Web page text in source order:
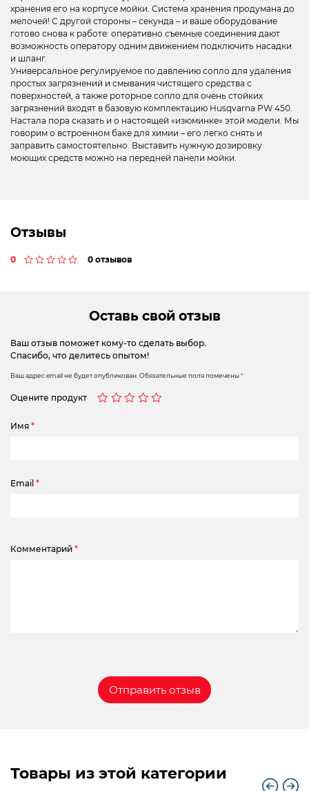
хранения его на корпусе мойки. Система хранения продумана до
мелочей! С другой стороны – секунда – и ваше оборудование
готово снова к работе: оперативно съемные соединения дают
возможность оператору одним движением подключить насадки
и шланг.
Универсальное регулируемое по давлению сопло для удаления
простых загрязнений и смывания чистящего средства с
поверхностей, а также роторное сопло для очень стойких
загрязнений входят в базовую комплектацию Husqvarna PW 450.
Настала пора сказать и о настоящей «изюминке» этой модели. Мы
говорим о встроенном баке для химии – его легко снять и
заправить самостоятельно. Выставить нужную дозировку
моющих средств можно на передней панели мойки.
Отзывы
0 0 отзывов
Оставь свой отзыв
Ваш отзыв поможет кому-то сделать выбор.
Спасибо, что делитесь опытом!
Ваш адрес email не будет опубликован. Обязательные поля помечены*
Оцените продукт
Имя *
Email *
Комментарий *
Товары из этой категории